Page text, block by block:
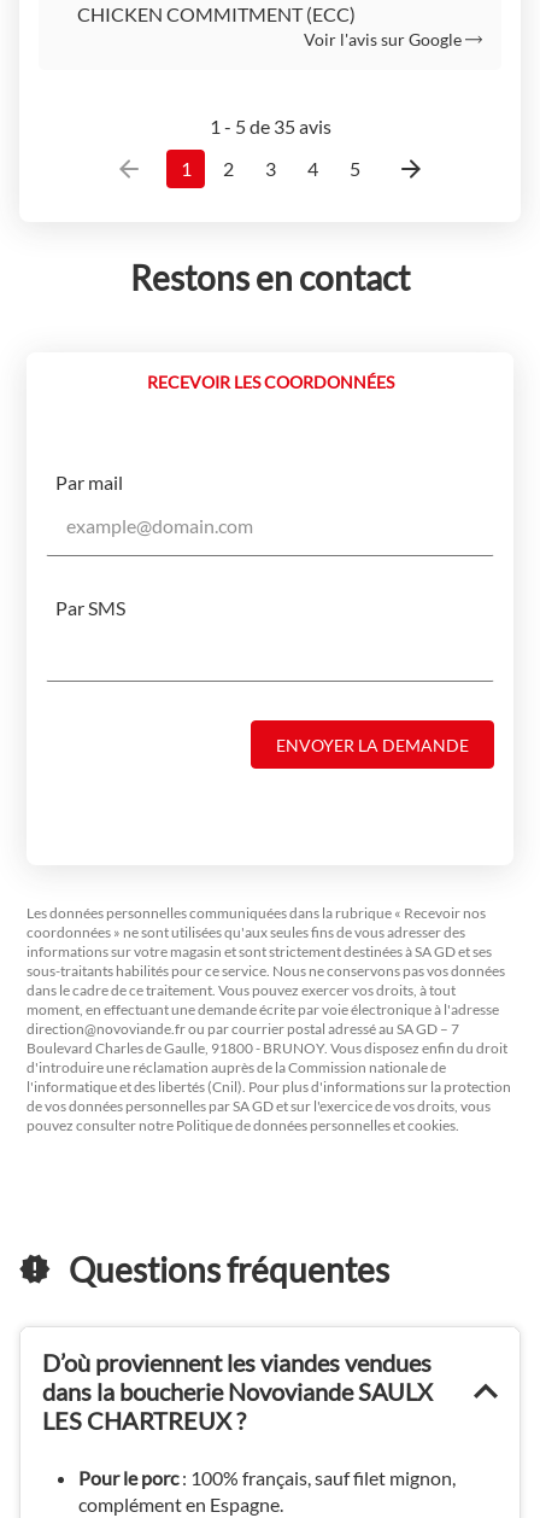
CHICKEN COMMITMENT (ECC)
Voir l'avis sur Google
1 - 5 de 35 avis
1
2 3 4 5
Restons en contact
RECEVOIR LES COORDONNÉES
Par mail
Par SMS
ENVOYER LA DEMANDE
Les données personnelles communiquées dans la rubrique « Recevoir nos
coordonnées » ne sont utilisées qu'aux seules fins de vous adresser des
informations sur votre magasin et sont strictement destinées à SA GD et ses
sous-traitants habilités pour ce service. Nous ne conservons pas vos données
dans le cadre de ce traitement. Vous pouvez exercer vos droits, à tout
moment, en effectuant une demande écrite par voie électronique à l'adresse
direction@novoviande.frou par courrier postal adressé au SA GD – 7
Boulevard Charles de Gaulle, 91800 - BRUNOY. Vous disposez enfin du droit
d'introduire une réclamation auprès de la Commission nationale de
l'informatique et des libertés (Cnil). Pour plus d'informations sur la protection
de vos données personnelles par SA GD et sur l'exercice de vos droits, vous
pouvez consulter notre Politique de données personnelles et cookies.
Questions fréquentes
D’où proviennent les viandes vendues
dans la boucherie Novoviande SAULX
LES CHARTREUX ?
Pour le porc: 100% français, sauf filet mignon,
complément en Espagne.